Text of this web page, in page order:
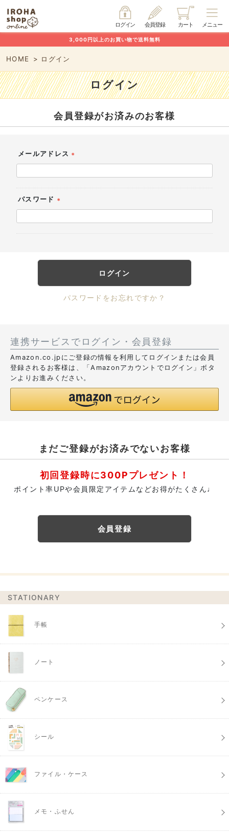
メニュー
カート
会員登録
ログイン
3,000円以上のお買い物で送料無料
HOME ログイン
ログイン
会員登録がお済みのお客様
メールアドレス
(必
須)
パスワード
(必
須)
ログイン
パスワードをお忘れですか？
連携サービスでログイン・会員登録
Amazon.co.jpにご登録の情報を利用してログインまたは会員
登録されるお客様は、「Amazonアカウントでログイン」ボタ
ンよりお進みください。
まだご登録がお済みでないお客様
初回登録時に300Pプレゼント！
ポイント率UPや会員限定アイテムなどお得がたくさん♩
会員登録
STATIONARY
手帳
ノート
ペンケース
シール
ファイル・ケース
メモ・ふせん